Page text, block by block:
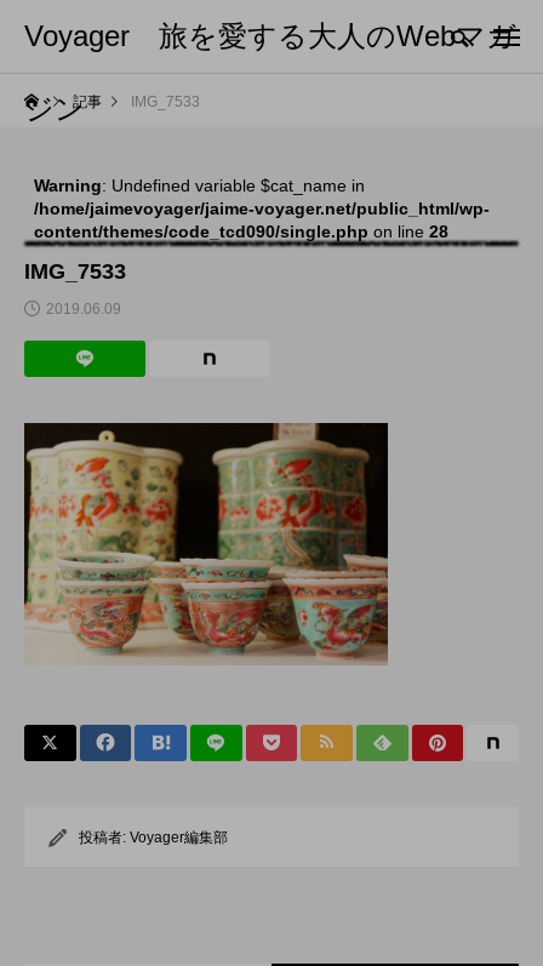
Voyager 旅を愛する大人のWebマガ
ジン記事 IMG_7533
Warning: Undefined variable $cat_name in
/home/jaimevoyager/jaime-voyager.net/public_html/wp-
content/themes/code_tcd090/single.php on line 28
IMG_7533
2019.06.09
投稿者: Voyager編集部